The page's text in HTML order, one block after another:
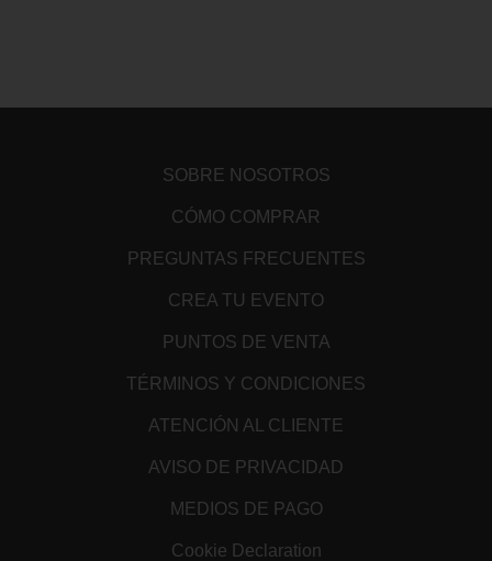
SOBRE NOSOTROS
CÓMO COMPRAR
PREGUNTAS FRECUENTES
CREA TU EVENTO
PUNTOS DE VENTA
TÉRMINOS Y CONDICIONES
ATENCIÓN AL CLIENTE
AVISO DE PRIVACIDAD
MEDIOS DE PAGO
Cookie Declaration